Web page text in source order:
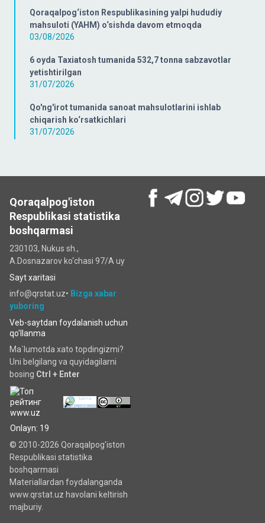
tovar aylanmasi
05/08/2026
04/08/2026
Mo‘ynoq tumanida shaxsiy xizmatlar hajmi
Ellikqal’a tumani bo‘yicha ko‘rsatilgan xizmatlar hajmi
03/08/2026
03/08/2026
6 oyda Taxiatosh tumanida 532,7 tonna sabzavotlar
yetishtirilgan
31/07/2026
Qo'ng'irot tumanida sanoat mahsulotlarini ishlab
chiqarish ko‘rsatkichlari
31/07/2026
Qoraqalpog'iston
Respublikasi statistika
boshqarmasi
230103, Nukus sh.,
A.Dosnazarov ko‘chаsi 97/A uy
info@qrstat.uz•
yuboring
Veb-saytdan foydalanish uchun
qo'llanma
Ma`lumotda xato topdingizmi?
Uni belgilang va quyidagilarni